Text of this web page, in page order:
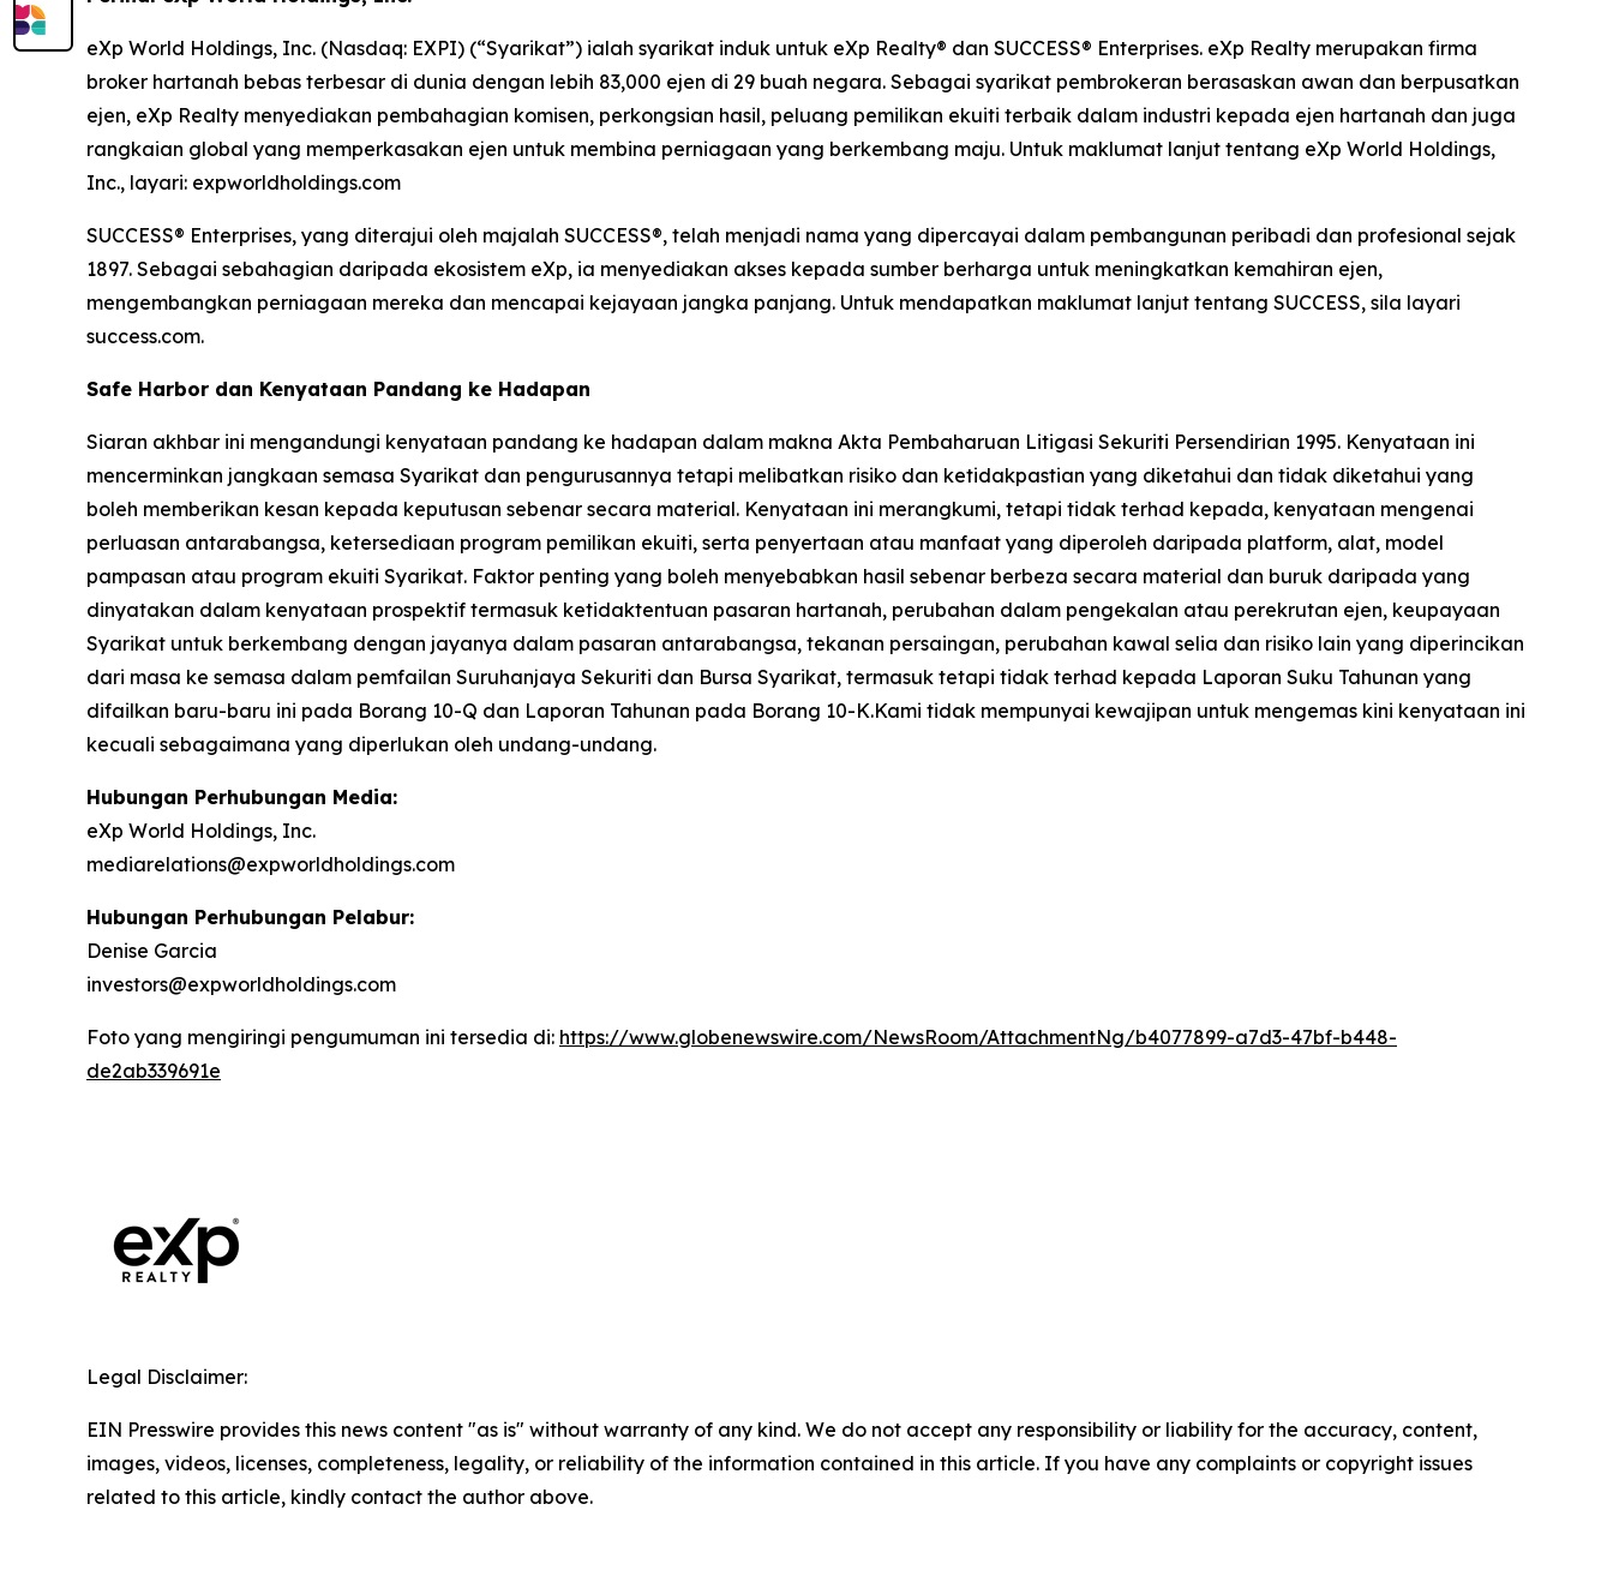
eXp World Holdings, Inc. (Nasdaq: EXPI) (“Syarikat”) ialah syarikat induk untuk eXp Realty® dan SUCCESS® Enterprises. eXp Realty merupakan firma
broker hartanah bebas terbesar di dunia dengan lebih 83,000 ejen di 29 buah negara. Sebagai syarikat pembrokeran berasaskan awan dan berpusatkan
ejen, eXp Realty menyediakan pembahagian komisen, perkongsian hasil, peluang pemilikan ekuiti terbaik dalam industri kepada ejen hartanah dan juga
rangkaian global yang memperkasakan ejen untuk membina perniagaan yang berkembang maju. Untuk maklumat lanjut tentang eXp World Holdings,
Inc., layari: expworldholdings.com
SUCCESS® Enterprises, yang diterajui oleh majalah SUCCESS®, telah menjadi nama yang dipercayai dalam pembangunan peribadi dan profesional sejak
1897. Sebagai sebahagian daripada ekosistem eXp, ia menyediakan akses kepada sumber berharga untuk meningkatkan kemahiran ejen,
mengembangkan perniagaan mereka dan mencapai kejayaan jangka panjang. Untuk mendapatkan maklumat lanjut tentang SUCCESS, sila layari
success.com.
Safe Harbor dan Kenyataan Pandang ke Hadapan
Siaran akhbar ini mengandungi kenyataan pandang ke hadapan dalam makna Akta Pembaharuan Litigasi Sekuriti Persendirian 1995. Kenyataan ini
mencerminkan jangkaan semasa Syarikat dan pengurusannya tetapi melibatkan risiko dan ketidakpastian yang diketahui dan tidak diketahui yang
boleh memberikan kesan kepada keputusan sebenar secara material. Kenyataan ini merangkumi, tetapi tidak terhad kepada, kenyataan mengenai
perluasan antarabangsa, ketersediaan program pemilikan ekuiti, serta penyertaan atau manfaat yang diperoleh daripada platform, alat, model
pampasan atau program ekuiti Syarikat. Faktor penting yang boleh menyebabkan hasil sebenar berbeza secara material dan buruk daripada yang
dinyatakan dalam kenyataan prospektif termasuk ketidaktentuan pasaran hartanah, perubahan dalam pengekalan atau perekrutan ejen, keupayaan
Syarikat untuk berkembang dengan jayanya dalam pasaran antarabangsa, tekanan persaingan, perubahan kawal selia dan risiko lain yang diperincikan
dari masa ke semasa dalam pemfailan Suruhanjaya Sekuriti dan Bursa Syarikat, termasuk tetapi tidak terhad kepada Laporan Suku Tahunan yang
difailkan baru-baru ini pada Borang 10-Q dan Laporan Tahunan pada Borang 10-K.Kami tidak mempunyai kewajipan untuk mengemas kini kenyataan ini
kecuali sebagaimana yang diperlukan oleh undang-undang.
Hubungan Perhubungan Media:
eXp World Holdings, Inc.
mediarelations@expworldholdings.com
Hubungan Perhubungan Pelabur:
Denise Garcia
investors@expworldholdings.com
Foto yang mengiringi pengumuman ini tersedia di: https://www.globenewswire.com/NewsRoom/AttachmentNg/b4077899-a7d3-47bf-b448-
de2ab339691e
Legal Disclaimer:
EIN Presswire provides this news content "as is" without warranty of any kind. We do not accept any responsibility or liability for the accuracy, content,
images, videos, licenses, completeness, legality, or reliability of the information contained in this article. If you have any complaints or copyright issues
related to this article, kindly contact the author above.